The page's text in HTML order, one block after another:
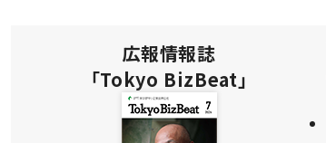
広報情報誌
「Tokyo BizBeat」